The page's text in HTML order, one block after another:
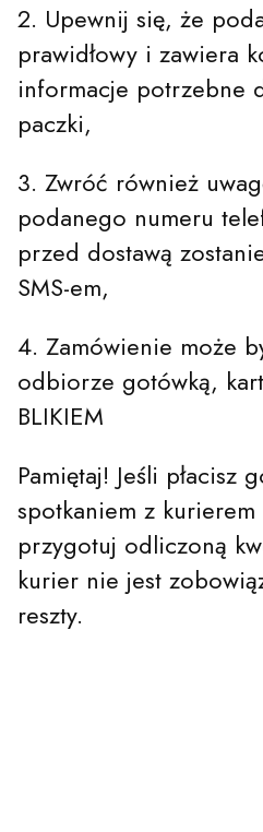
2. Upewnij się, że
prawidłowy i zawiera
informacje potrzebne
paczki,
3. Zwróć również
podanego numeru
przed dostawą
SMS-em,
4. Zamówienie może
odbiorze gotówką,
BLIKIEM
Pamiętaj! Jeśli płacisz
spotkaniem z kurierem
przygotuj odliczoną
kurier nie jest
reszty.